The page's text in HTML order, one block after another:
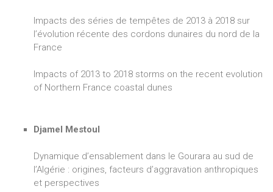
Impacts des séries de tempêtes de 2013 à 2018 sur
l’évolution récente des cordons dunaires du nord de la
France
Impacts of 2013 to 2018 storms on the recent evolution
of Northern France coastal dunes
Djamel Mestoul
Dynamique d’ensablement dans le Gourara au sud de
l’Algérie : origines, facteurs d’aggravation anthropiques
et perspectives